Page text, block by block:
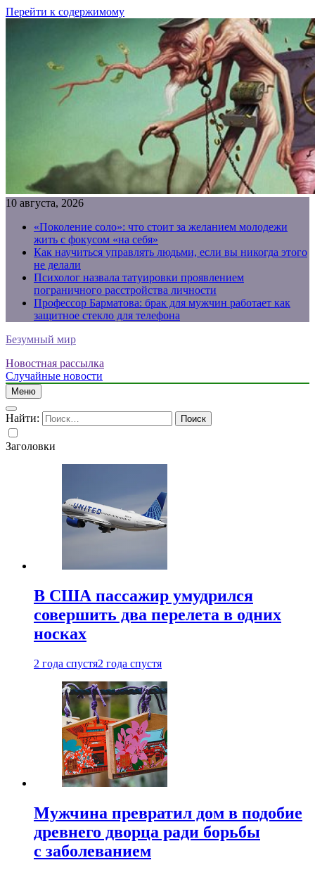
Перейти к содержимому
10 августа, 2026
«Поколение соло»: что стоит за желанием молодежи
жить с фокусом «на себя»
Как научиться управлять людьми, если вы никогда этого
не делали
Психолог назвала татуировки проявлением
пограничного расстройства личности
Профессор Барматова: брак для мужчин работает как
защитное стекло для телефона
Безумный мир
Новостная рассылка
Случайные новости
Меню
Найти:
Заголовки
В США пассажир умудрился
совершить два перелета в одних
носках
2 года спустя2 года спустя
Мужчина превратил дом в подобие
древнего дворца ради борьбы
с заболеванием